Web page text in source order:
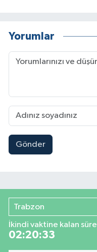
Yorumlar
Gönder
Trabzon
İkindi vaktine kalan süre
02:20:33